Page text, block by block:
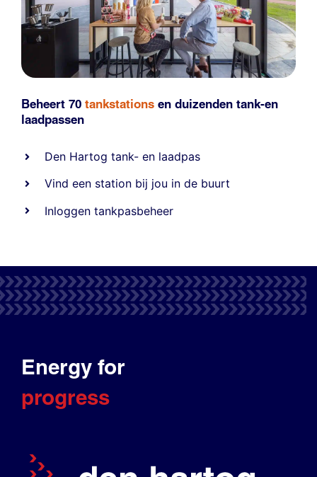
Beheert 70 tankstations en duizenden tank-en
laadpassen
Den Hartog tank- en laadpas
Vind een station bij jou in de buurt
Inloggen tankpasbeheer
Energy for
progress